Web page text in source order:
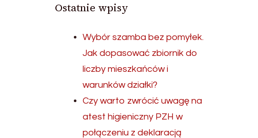
Ostatnie wpisy
Wybór szamba bez pomyłek.
Jak dopasować zbiornik do
liczby mieszkańców i
warunków działki?
Czy warto zwrócić uwagę na
atest higieniczny PZH w
połączeniu z deklaracją